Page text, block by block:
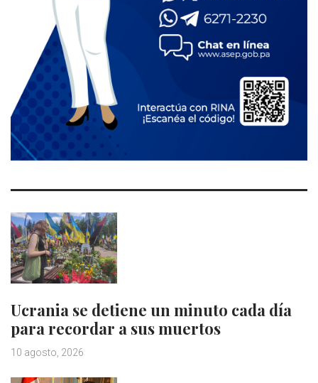
Ucrania se detiene un minuto cada día
para recordar a sus muertos
10 agosto, 2026